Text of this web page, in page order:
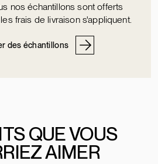
nos échantillons sont offerts
frais de livraison s'appliquent.
des échantillons
QUE VOUS
AIMER